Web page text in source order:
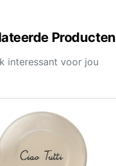
Producten
interessant voor jou